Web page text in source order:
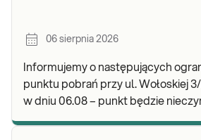
06 sierpnia 2026
Informujemy o następujących
punktu pobrań przy ul. Wołoskiej
w dniu 06.08 – punkt będzie nieczynny.